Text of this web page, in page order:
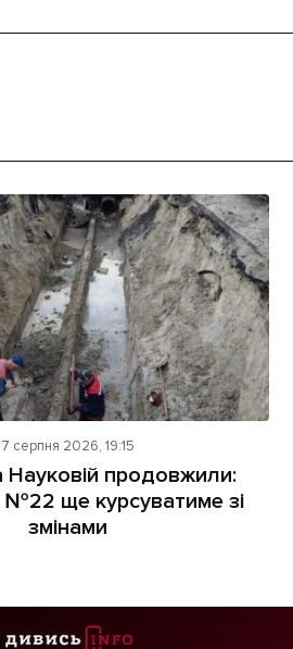
7 серпня 2026, 19:15
Науковій продовжили:
№22 ще курсуватиме зі
змінами